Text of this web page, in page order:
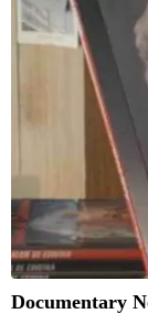
Documentary